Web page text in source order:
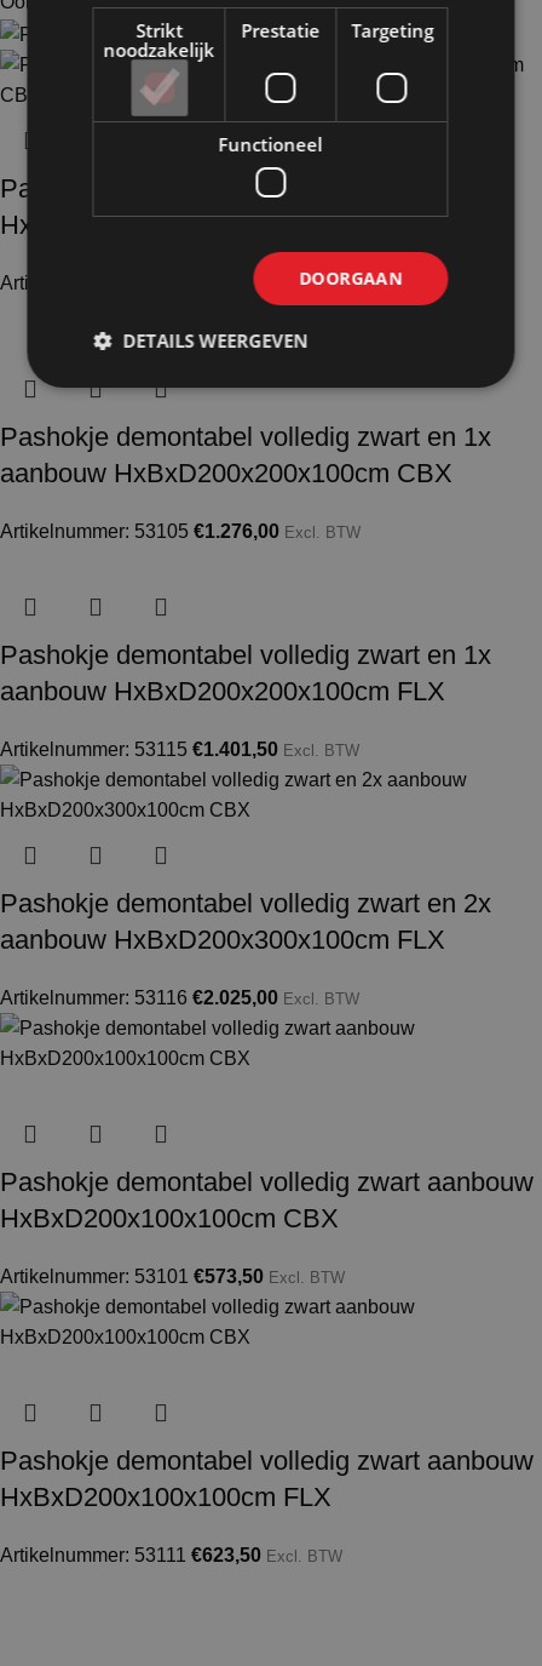
Pashokje demontabel zwart aanbouw
HxBxD200x100x100cm FLX
Artikelnummer: 51111 577,00 Excl. BTW
Pashokje demontabel volledig zwart en 1x
aanbouw HxBxD200x200x100cm CBX
Artikelnummer: 53105 €1.276,00 Excl. BTW
Pashokje demontabel volledig zwart en 1x
aanbouw HxBxD200x200x100cm FLX
Artikelnummer: 53115 €1.401,50 Excl. BTW
Pashokje demontabel volledig zwart en 2x
aanbouw HxBxD200x300x100cm FLX
Artikelnummer: 53116 €2.025,00 Excl. BTW
Pashokje demontabel volledig zwart aanbouw
HxBxD200x100x100cm CBX
Artikelnummer: 53101 €573,50 Excl. BTW
Pashokje demontabel volledig zwart aanbouw
HxBxD200x100x100cm FLX
Artikelnummer: 53111 €623,50 Excl. BTW
Strikt
noodzakelijk
Prestatie Targeting
Functioneel
DOORGAAN
DETAILS WEERGEVEN